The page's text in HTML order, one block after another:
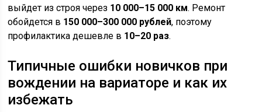
выйдет из строя через 10 000–15 000 км. Ремонт
обойдется в 150 000–300 000 рублей, поэтому
профилактика дешевле в 10–20 раз.
Типичные ошибки новичков при
вождении на вариаторе и как их
избежать